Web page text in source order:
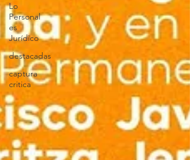
Lo
Personal
es
Jurídico
destacadas
captura
critica